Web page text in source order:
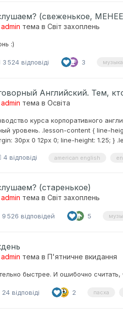
(свеженькое,
admin тема в Світ захоплень
:)
3 524 відповіді 3 музыка
Английский. Тем,
admin тема в Освіта
курса корпоративного
уровень. .lesson-content { line-
30px 0 12px 0; line-height: 1.25; }
4 відповіді american english
(старенькое)
admin тема в Світ захоплень
9 526 відповідей 5
admin тема в П'ятничне вкидання
быстрее. И ошибочно
24 відповіді 2 пасха